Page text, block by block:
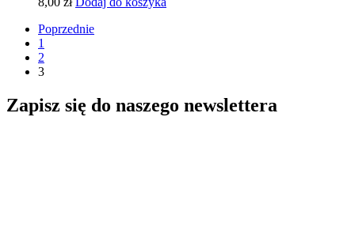
Poprzednie
1
2
3
Zapisz się do naszego newslettera